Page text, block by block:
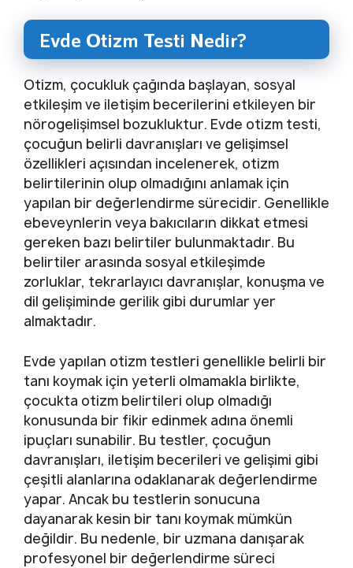
Evde Otizm Testi Nedir?
Otizm, çocukluk çağında başlayan, sosyal
etkileşim ve iletişim becerilerini etkileyen bir
nörogelişimsel bozukluktur. Evde otizm testi,
çocuğun belirli davranışları ve gelişimsel
özellikleri açısından incelenerek, otizm
belirtilerinin olup olmadığını anlamak için
yapılan bir değerlendirme sürecidir. Genellikle
ebeveynlerin veya bakıcıların dikkat etmesi
gereken bazı belirtiler bulunmaktadır. Bu
belirtiler arasında sosyal etkileşimde
zorluklar, tekrarlayıcı davranışlar, konuşma ve
dil gelişiminde gerilik gibi durumlar yer
almaktadır.
Evde yapılan otizm testleri genellikle belirli bir
tanı koymak için yeterli olmamakla birlikte,
çocukta otizm belirtileri olup olmadığı
konusunda bir fikir edinmek adına önemli
ipuçları sunabilir. Bu testler, çocuğun
davranışları, iletişim becerileri ve gelişimi gibi
çeşitli alanlarına odaklanarak değerlendirme
yapar. Ancak bu testlerin sonucuna
dayanarak kesin bir tanı koymak mümkün
değildir. Bu nedenle, bir uzmana danışarak
profesyonel bir değerlendirme süreci